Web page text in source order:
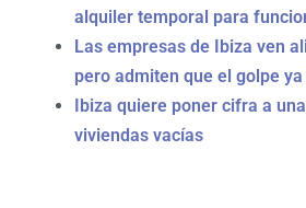
alquiler temporal para
Las empresas de Ibiza ven
pero admiten que el golpe
Ibiza quiere poner cifra a
viviendas vacías